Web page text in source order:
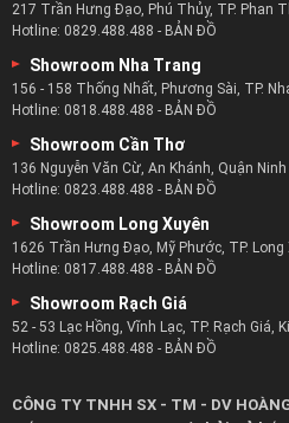
Những nơi nên chọn sofa tân
Ghế sofa thường dành cho
sofa này nó sẽ phù hợp với
217 Trần Hưng Đạo, Phú Thủy, TP. Phan
Hotline: 0829.488.488 - BẢN ĐỒ
Showroom Nha Trang
156 - 158 Thống Nhất, Phương Sài, TP.
Hotline: 0818.488.488 - BẢN ĐỒ
Showroom Cần Thơ
136 Nguyễn Văn Cừ, An Khánh, Quận
Hotline: 0823.488.488 - BẢN ĐỒ
Showroom Long Xuyên
1626 Trần Hưng Đạo, Mỹ Phước, TP. Long
Hotline: 0817.488.488 - BẢN ĐỒ
Showroom Rạch Giá
52 - 53 Lạc Hồng, Vĩnh Lạc, TP. Rạch Giá,
Hotline: 0825.488.488 - BẢN ĐỒ
CÔNG TY TNHH SX - TM - DV